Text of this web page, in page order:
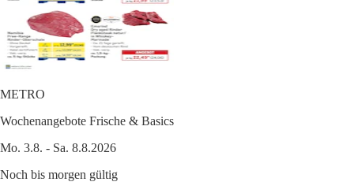
METRO
Wochenangebote Frische & Basics
Mo. 3.8. - Sa. 8.8.2026
Noch bis morgen gültig